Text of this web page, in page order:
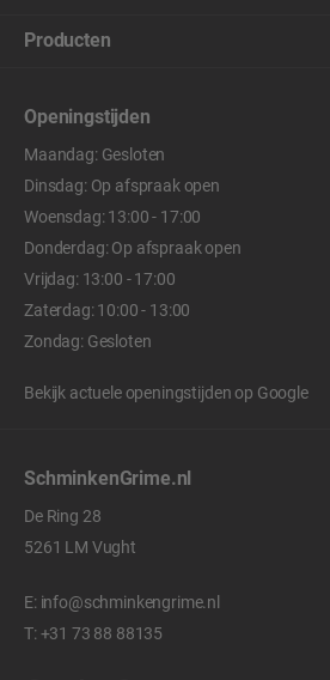
Producten
Openingstijden
Maandag: Gesloten
Dinsdag: Op afspraak open
Woensdag: 13:00 - 17:00
Donderdag: Op afspraak open
Vrijdag: 13:00 - 17:00
Zaterdag: 10:00 - 13:00
Zondag: Gesloten
Bekijk actuele openingstijden op Google
SchminkenGrime.nl
De Ring 28
5261 LM Vught
E: info@schminkengrime.nl
T:+31 73 88 88135